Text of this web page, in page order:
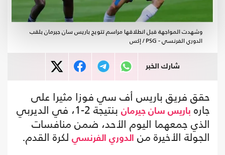
وشهدت المواجهة قبل انطلاقها مراسم تتويج باريس سان جيرمان بلقب
الدوري الفرنسي - PSG / إكس
شارك الخبر
حقق فريق باريس أف سي فوزا مثيرا على
جاره باريس سان جيرمان
بنتيجة 2-1، في الديربي
الذي جمعهما اليوم الأحد، ضمن منافسات
الجولة الأخيرة من الدوري الفرنسي لكرة القدم.